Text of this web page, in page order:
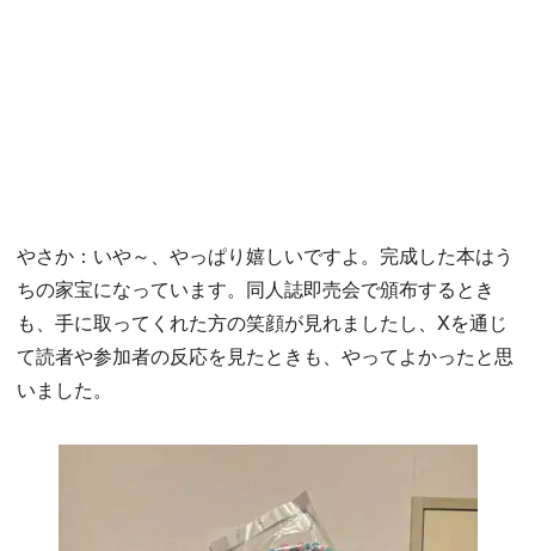
やさか：いや～、やっぱり嬉しいですよ。完成した本はう
ちの家宝になっています。同人誌即売会で頒布するとき
も、手に取ってくれた方の笑顔が見れましたし、Xを通じ
て読者や参加者の反応を見たときも、やってよかったと思
いました。